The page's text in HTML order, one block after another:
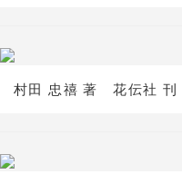
村田 忠禧 著 花伝社 刊